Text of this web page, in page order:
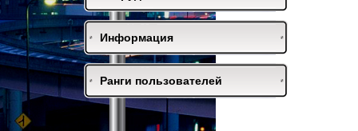
Информация
Ранги пользователей